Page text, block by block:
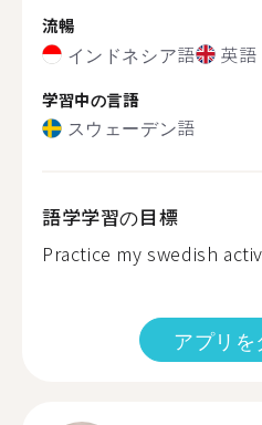
流暢
インドネシア語 英語
学習中の言語
スウェーデン語
語学学習の目標
Practice my swedish
アプリ